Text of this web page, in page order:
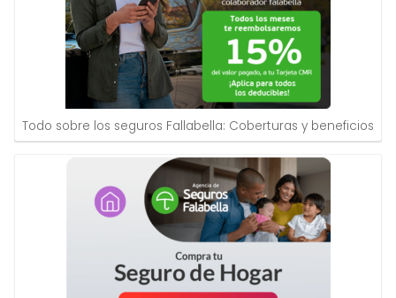
Todo sobre los seguros Fallabella: Coberturas y beneficios